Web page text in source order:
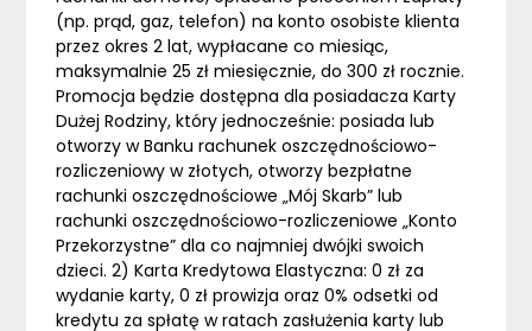
(np. prąd, gaz, telefon) na konto osobiste klienta
przez okres 2 lat, wypłacane co miesiąc,
maksymalnie 25 zł miesięcznie, do 300 zł rocznie.
Promocja będzie dostępna dla posiadacza Karty
Dużej Rodziny, który jednocześnie: posiada lub
otworzy w Banku rachunek oszczędnościowo-
rozliczeniowy w złotych, otworzy bezpłatne
rachunki oszczędnościowe „Mój Skarb” lub
rachunki oszczędnościowo-rozliczeniowe „Konto
Przekorzystne” dla co najmniej dwójki swoich
dzieci. 2) Karta Kredytowa Elastyczna: 0 zł za
wydanie karty, 0 zł prowizja oraz 0% odsetki od
kredytu za spłatę w ratach zasłużenia karty lub